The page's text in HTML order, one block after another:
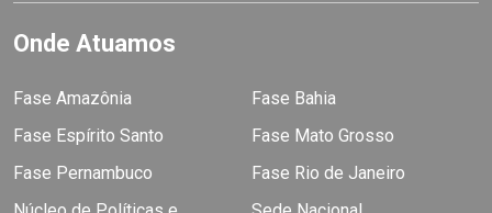
Onde Atuamos
Fase Amazônia
Fase Bahia
Fase Espírito Santo
Fase Mato Grosso
Fase Pernambuco
Fase Rio de Janeiro